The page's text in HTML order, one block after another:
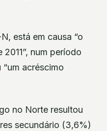
está em causa “o
num período
acréscimo
no Norte resultou
secundário (3,6%)